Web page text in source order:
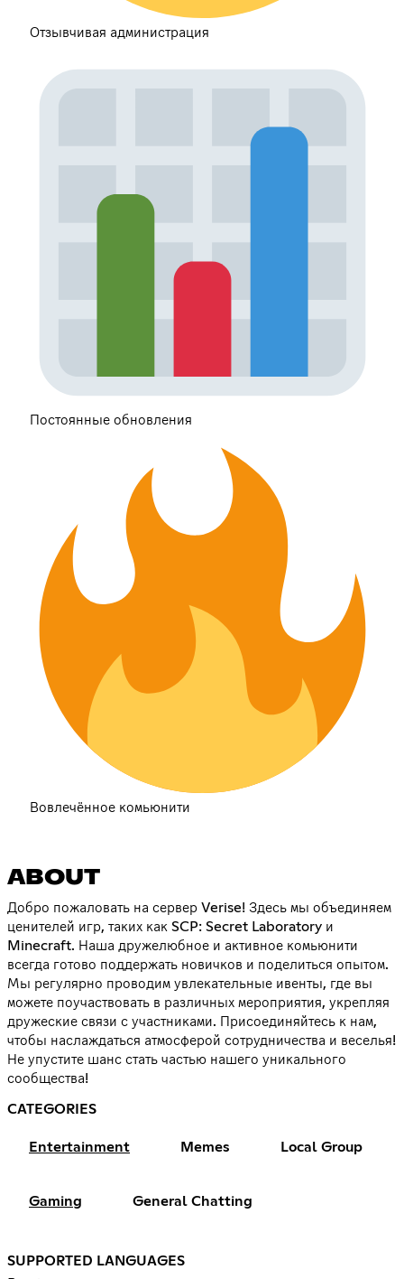
Отзывчивая администрация
Постоянные обновления
Вовлечённое комьюнити
ABOUT
Добро пожаловать на сервер Verise! Здесь мы объединяем
ценителей игр, таких как SCP: Secret Laboratory и
Minecraft. Наша дружелюбное и активное комьюнити
всегда готово поддержать новичков и поделиться опытом.
Мы регулярно проводим увлекательные ивенты, где вы
можете поучаствовать в различных мероприятия, укрепляя
дружеские связи с участниками. Присоединяйтесь к нам,
чтобы наслаждаться атмосферой сотрудничества и веселья!
Не упустите шанс стать частью нашего уникального
сообщества!
CATEGORIES
Entertainment Memes Local Group
Gaming General Chatting
SUPPORTED LANGUAGES